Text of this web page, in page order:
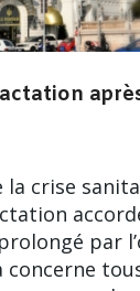
la crise
par
concerne